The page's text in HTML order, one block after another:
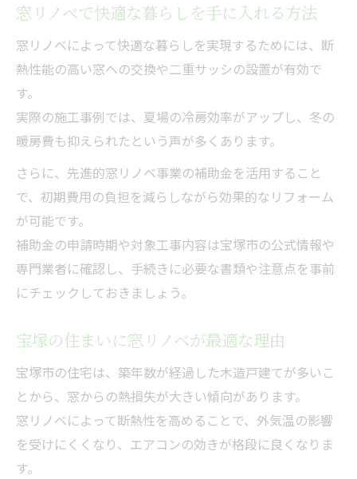
窓リノベで快適な暮らしを手に入れる方法
窓リノベによって快適な暮らしを実現するためには、断
熱性能の高い窓への交換や二重サッシの設置が有効で
す。
実際の施工事例では、夏場の冷房効率がアップし、冬の
暖房費も抑えられたという声が多くあります。
さらに、先進的窓リノベ事業の補助金を活用すること
で、初期費用の負担を減らしながら効果的なリフォーム
が可能です。
補助金の申請時期や対象工事内容は宝塚市の公式情報や
専門業者に確認し、手続きに必要な書類や注意点を事前
にチェックしておきましょう。
宝塚の住まいに窓リノベが最適な理由
宝塚市の住宅は、築年数が経過した木造戸建てが多いこ
とから、窓からの熱損失が大きい傾向があります。
窓リノベによって断熱性を高めることで、外気温の影響
を受けにくくなり、エアコンの効きが格段に良くなりま
す。